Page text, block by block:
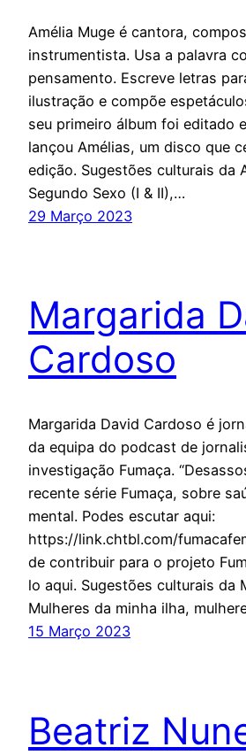
Amélia Muge é cantora,
instrumentista. Usa a palavra
pensamento. Escreve letras
ilustração e compõe
seu primeiro álbum foi editado
lançou Amélias, um disco que
edição. Sugestões culturais da
Segundo Sexo (I & II),…
29 Março 2023
Margarida
Cardoso
Margarida David Cardoso é
da equipa do podcast de
investigação Fumaça.
recente série Fumaça, sobre
mental. Podes escutar aqui:
https://link.chtbl.com/
de contribuir para o projeto
lo aqui. Sugestões culturais da
Mulheres da minha ilha,
15 Março 2023
Beatriz